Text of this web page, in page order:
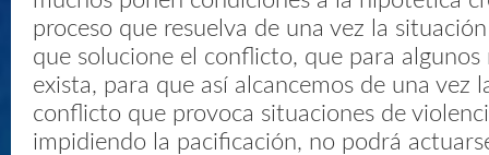
proceso que resuelva de una vez la
que solucione el conflicto, que para
exista, para que así alcancemos de una vez
conflicto que provoca situaciones de
impidiendo la pacificación, no podrá